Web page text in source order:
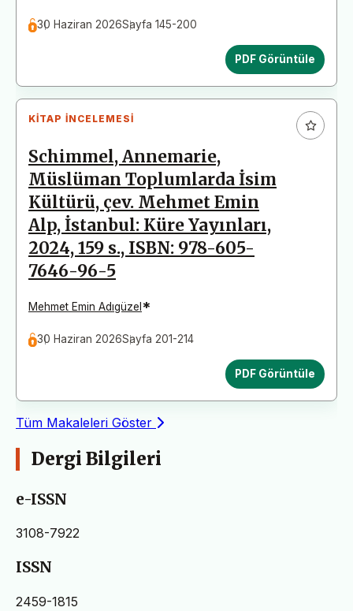
30 Haziran 2026Sayfa 145-200
PDF Görüntüle
KITAP İNCELEMESI
Schimmel, Annemarie,
Müslüman Toplumlarda İsim
Kültürü, çev. Mehmet Emin
Alp, İstanbul: Küre Yayınları,
2024, 159 s., ISBN: 978-605-
7646-96-5
Mehmet Emin Adıgüzel *
30 Haziran 2026Sayfa 201-214
PDF Görüntüle
Tüm Makaleleri Göster
Dergi Bilgileri
e-ISSN
3108-7922
ISSN
2459-1815